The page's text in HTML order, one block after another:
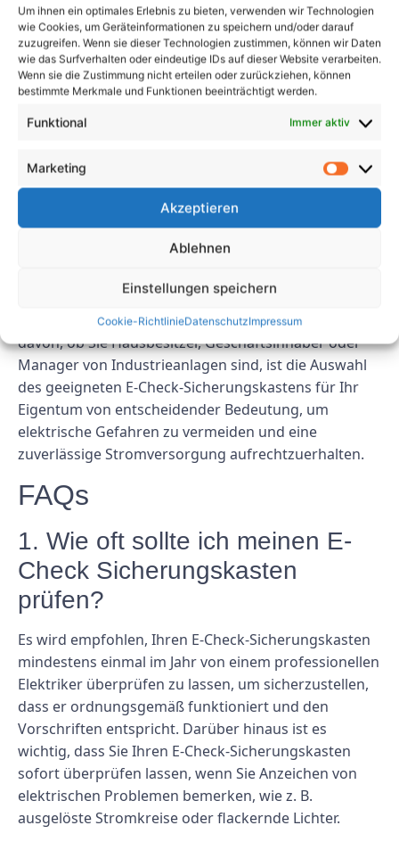
Um ihnen ein optimales Erlebnis zu bieten, verwenden wir Technologien
wie Cookies, um Geräteinformationen zu speichern und/oder darauf
zuzugreifen. Wenn sie dieser Technologien zustimmen, können wir Daten
wie das Surfverhalten oder eindeutige IDs auf dieser Website verarbeiten.
Wenn sie die Zustimmung nicht erteilen oder zurückziehen, können
bestimmte Merkmale und Funktionen beeinträchtigt werden.
Funktional Immer aktiv
Marketing
Akzeptieren
Ablehnen
Einstellungen speichern
Cookie-RichtlinieDatenschutzImpressum
Kompatibilität: Stellen Sie sicher, dass der E-Check
Sicherungskasten mit Ihrem vorhandenen
elektrischen System und Ihren Geräten kompatibel
ist.
Check Sicherungskasten von einem zugelassenen
ordnungsgemäße Installation und die Einhaltung
Abschluss
entscheidend für die Gewährleistung der Sicherheit
und Effizienz Ihres elektrischen Systems. Unabhängig
davon, ob Sie Hausbesitzer, Geschäftsinhaber oder
Manager von Industrieanlagen sind, ist die Auswahl
des geeigneten E-Check-Sicherungskastens für Ihr
Eigentum von entscheidender Bedeutung, um
elektrische Gefahren zu vermeiden und eine
zuverlässige Stromversorgung aufrechtzuerhalten.
FAQs
1. Wie oft sollte ich meinen E-
Check Sicherungskasten
prüfen?
Es wird empfohlen, Ihren E-Check-Sicherungskasten
mindestens einmal im Jahr von einem professionellen
Elektriker überprüfen zu lassen, um sicherzustellen,
dass er ordnungsgemäß funktioniert und den
Vorschriften entspricht. Darüber hinaus ist es
wichtig, dass Sie Ihren E-Check-Sicherungskasten
sofort überprüfen lassen, wenn Sie Anzeichen von
elektrischen Problemen bemerken, wie z. B.
ausgelöste Stromkreise oder flackernde Lichter.